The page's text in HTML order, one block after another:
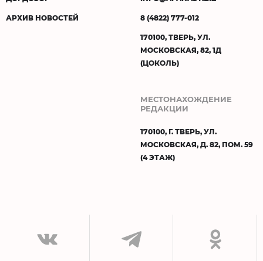
АРХИВ НОВОСТЕЙ 8 (4822) 777-012
170100, ТВЕРЬ, УЛ.
МОСКОВСКАЯ, 82, 1Д
(ЦОКОЛЬ)
МЕСТОНАХОЖДЕНИЕ
РЕДАКЦИИ
170100, Г. ТВЕРЬ, УЛ.
МОСКОВСКАЯ, Д. 82, ПОМ. 59
(4 ЭТАЖ)